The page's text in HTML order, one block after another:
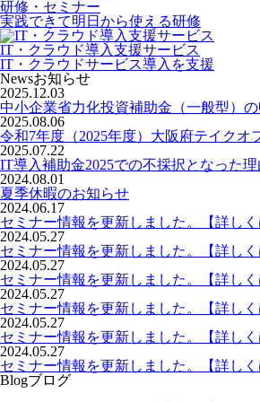
研修・セミナー
実践できて明日から使える研修
IT・クラウド導入支援サービス
IT・クラウドサービス導入を支援
Newsお知らせ
2025.12.03
中小企業省力化投資補助金（一般型）
2025.08.06
令和7年度（2025年度）大阪府テイクオ
2025.07.22
IT導入補助金2025での不採択となった理
2024.08.01
夏季休暇のお知らせ
2024.06.17
セミナー情報を更新しました。【詳しく
2024.05.27
セミナー情報を更新しました。【詳しく
2024.05.27
セミナー情報を更新しました。【詳しく
2024.05.27
セミナー情報を更新しました。【詳しく
2024.05.27
セミナー情報を更新しました。【詳しく
2024.05.27
セミナー情報を更新しました。【詳しく
Blogブログ